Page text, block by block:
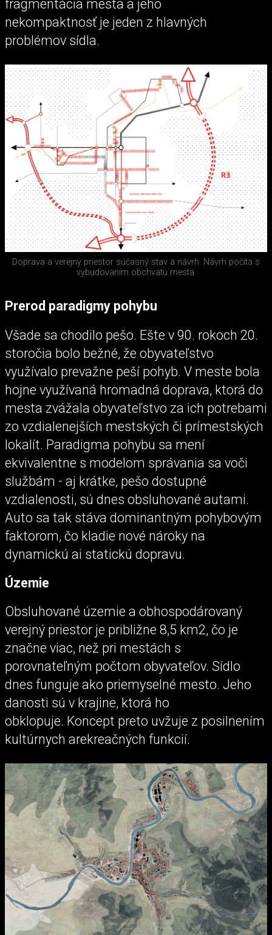
fragmentácia mesta a jeho
nekompaktnosť je jeden z hlavných
problémov sídla.
Doprava a verejný priestor súčasný stav a návrh. Návrh počíta s
vybudovaním obchvatu mesta.
Prerod paradigmy pohybu
Všade sa chodilo pešo. Ešte v 90. rokoch 20.
storočia bolo bežné, že obyvateľstvo
využívalo prevažne peší pohyb. V meste bola
hojne využívaná hromadná doprava, ktorá do
mesta zvážala obyvateľstvo za ich potrebami
zo vzdialenejších mestských či prímestských
lokalít. Paradigma pohybu sa mení
ekvivalentne s modelom správania sa voči
službám - aj krátke, pešo dostupné
vzdialenosti, sú dnes obsluhované autami.
Auto sa tak stáva dominantným pohybovým
faktorom, čo kladie nové nároky na
dynamickú ai statickú dopravu.
Územie
Obsluhované územie a obhospodárovaný
verejný priestor je približne 8,5 km2, čo je
značne viac, než pri mestách s
porovnateľným počtom obyvateľov. Sídlo
dnes funguje ako priemyselné mesto. Jeho
danosti sú v krajine, ktorá ho
obklopuje. Koncept preto uvžuje z posilnením
kultúrnych arekreačných funkcií.